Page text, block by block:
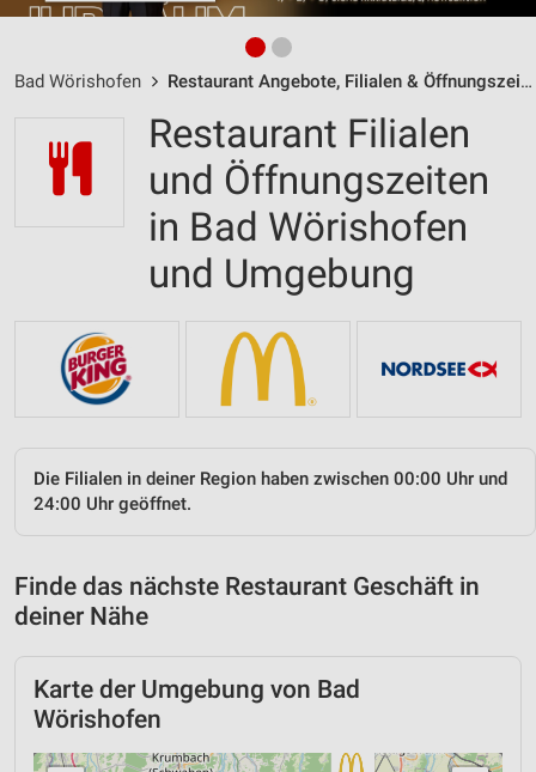
Bad Wörishofen Restaurant Angebote, Filialen & Öffnungszeiten
Restaurant Filialen
und Öffnungszeiten
in Bad Wörishofen
und Umgebung
Die Filialen in deiner Region haben zwischen 00:00 Uhr und
24:00 Uhr geöffnet.
Finde das nächste Restaurant Geschäft in
deiner Nähe
Karte der Umgebung von Bad
Wörishofen